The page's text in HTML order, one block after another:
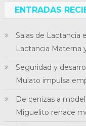
ENTRADAS
Salas de Lactancia
Lactancia Materna
Seguridad y
Mulato impulsa
De cenizas a
Miguelito renace